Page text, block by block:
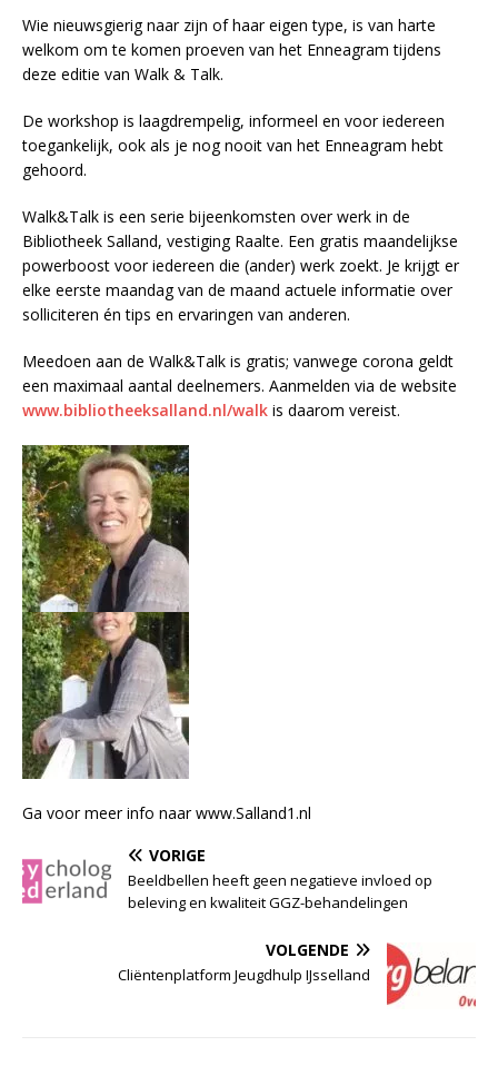
Wie nieuwsgierig naar zijn of haar eigen type, is van harte
welkom om te komen proeven van het Enneagram tijdens
deze editie van Walk & Talk.
De workshop is laagdrempelig, informeel en voor iedereen
toegankelijk, ook als je nog nooit van het Enneagram hebt
gehoord.
Walk&Talk is een serie bijeenkomsten over werk in de
Bibliotheek Salland, vestiging Raalte. Een gratis maandelijkse
powerboost voor iedereen die (ander) werk zoekt. Je krijgt er
elke eerste maandag van de maand actuele informatie over
solliciteren én tips en ervaringen van anderen.
Meedoen aan de Walk&Talk is gratis; vanwege corona geldt
een maximaal aantal deelnemers. Aanmelden via de website
www.bibliotheeksalland.nl/walk is daarom vereist.
Ga voor meer info naar www.Salland1.nl
VORIGE
Beeldbellen heeft geen negatieve invloed op
beleving en kwaliteit GGZ-behandelingen
VOLGENDE
Cliëntenplatform Jeugdhulp IJsselland